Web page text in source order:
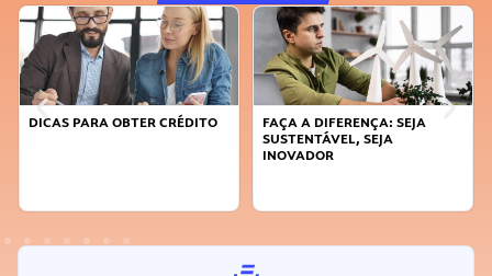
DICAS PARA OBTER CRÉDITO
FAÇA A DIFERENÇA: SEJA
SUSTENTÁVEL, SEJA
INOVADOR